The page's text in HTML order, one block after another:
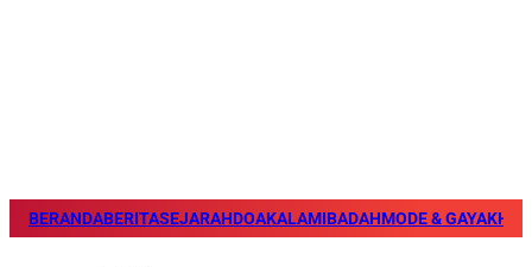
BERANDABERITASEJARAHDOAKALAMIBADAHMODE & GAYA